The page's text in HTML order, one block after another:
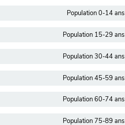
Population 0-14 ans
Population 15-29 ans
Population 30-44 ans
Population 45-59 ans
Population 60-74 ans
Population 75-89 ans